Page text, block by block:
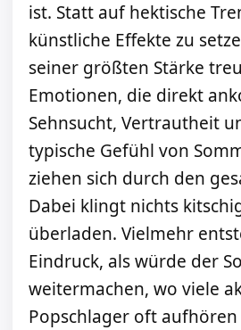
ist. Statt auf hektische
künstliche Effekte zu
seiner größten Stärke
Emotionen, die direkt
Sehnsucht, Vertrautheit
typische Gefühl von
ziehen sich durch den
Dabei klingt nichts
überladen. Vielmehr
Eindruck, als würde der
weitermachen, wo viele
Popschlager oft